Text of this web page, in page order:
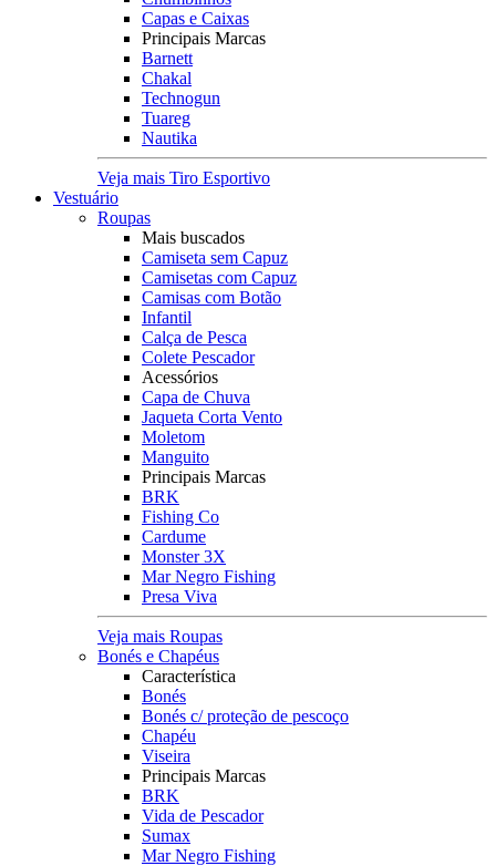
Capas e Caixas
Principais Marcas
Barnett
Chakal
Technogun
Tuareg
Nautika
Veja mais Tiro Esportivo
Vestuário
Roupas
Mais buscados
Camiseta sem Capuz
Camisetas com Capuz
Camisas com Botão
Infantil
Calça de Pesca
Colete Pescador
Acessórios
Capa de Chuva
Jaqueta Corta Vento
Moletom
Manguito
Principais Marcas
BRK
Fishing Co
Cardume
Monster 3X
Mar Negro Fishing
Presa Viva
Veja mais Roupas
Bonés e Chapéus
Característica
Bonés
Bonés c/ proteção de pescoço
Chapéu
Viseira
Principais Marcas
BRK
Vida de Pescador
Sumax
Mar Negro Fishing